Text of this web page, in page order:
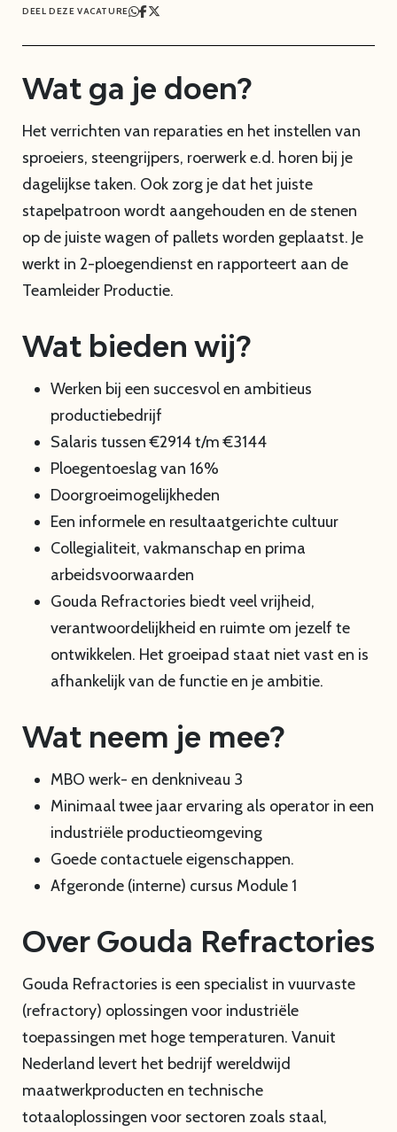
Wat ga je doen?
Het verrichten van reparaties en het instellen van
sproeiers, steengrijpers, roerwerk e.d. horen bij je
dagelijkse taken. Ook zorg je dat het juiste
stapelpatroon wordt aangehouden en de stenen
op de juiste wagen of pallets worden geplaatst. Je
werkt in 2-ploegendienst en rapporteert aan de
Teamleider Productie.
Wat bieden wij?
Werken bij een succesvol en ambitieus
productiebedrijf
Salaris tussen €2914 t/m €3144
Ploegentoeslag van 16%
Doorgroeimogelijkheden
Een informele en resultaatgerichte cultuur
Collegialiteit, vakmanschap en prima
arbeidsvoorwaarden
Gouda Refractories biedt veel vrijheid,
verantwoordelijkheid en ruimte om jezelf te
ontwikkelen. Het groeipad staat niet vast en is
afhankelijk van de functie en je ambitie.
Wat neem je mee?
MBO werk- en denkniveau 3
Minimaal twee jaar ervaring als operator in een
industriële productieomgeving
Goede contactuele eigenschappen.
Afgeronde (interne) cursus Module 1
Over Gouda Refractories
Gouda Refractories is een specialist in vuurvaste
(refractory) oplossingen voor industriële
toepassingen met hoge temperaturen. Vanuit
Nederland levert het bedrijf wereldwijd
maatwerkproducten en technische
totaaloplossingen voor sectoren zoals staal,
DEEL DEZE VACATURE